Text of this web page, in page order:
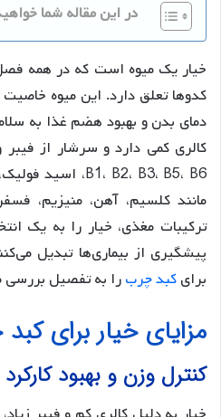
در این مقاله شما
خیار یک میوه است که در همه
کدوها تعلق دارد. این میوه
دمای بدن و بهبود هضم غذا به
مانند کلسیم، آهن، منیزیم،
ترکیبات مغذی، خیار را به یک
پیشگیری از بیماری‌ها تبدیل
برایکبد چربرا به تفصیل بررسی
مزایای خیار برای
کنترل وزن و بهبود